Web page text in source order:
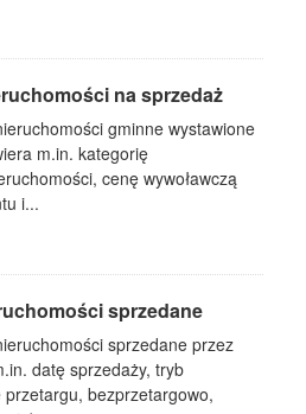
na sprzedaż
gminne wystawione
m.in. kategorię
cenę wywoławczą
i...
sprzedane
sprzedane przez
datę sprzedaży, tryb
bezprzetargowo,